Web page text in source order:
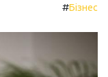
#Бізнес